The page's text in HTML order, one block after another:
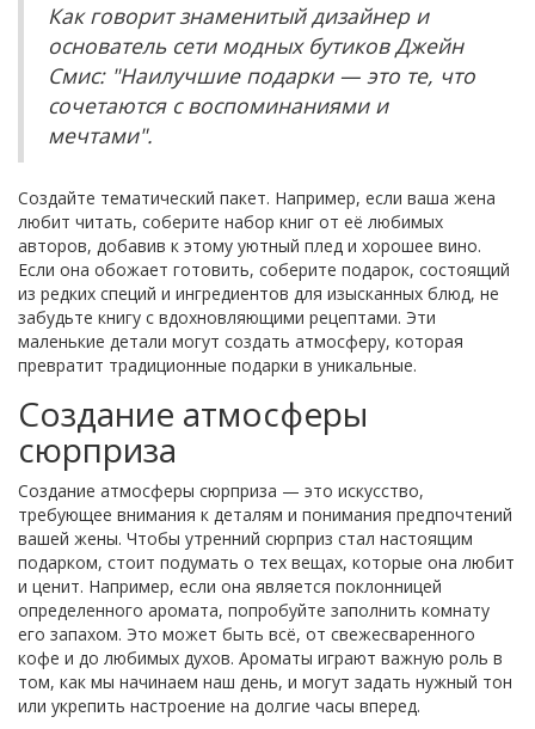
Как говорит знаменитый дизайнер и
основатель сети модных бутиков Джейн
Смис: "Наилучшие подарки — это те, что
сочетаются с воспоминаниями и
мечтами".
Создайте тематический пакет. Например, если ваша жена
любит читать, соберите набор книг от её любимых
авторов, добавив к этому уютный плед и хорошее вино.
Если она обожает готовить, соберите подарок, состоящий
из редких специй и ингредиентов для изысканных блюд, не
забудьте книгу с вдохновляющими рецептами. Эти
маленькие детали могут создать атмосферу, которая
превратит традиционные подарки в уникальные.
Создание атмосферы
сюрприза
Создание атмосферы сюрприза — это искусство,
требующее внимания к деталям и понимания предпочтений
вашей жены. Чтобы утренний сюрприз стал настоящим
подарком, стоит подумать о тех вещах, которые она любит
и ценит. Например, если она является поклонницей
определенного аромата, попробуйте заполнить комнату
его запахом. Это может быть всё, от свежесваренного
кофе и до любимых духов. Ароматы играют важную роль в
том, как мы начинаем наш день, и могут задать нужный тон
или укрепить настроение на долгие часы вперед.